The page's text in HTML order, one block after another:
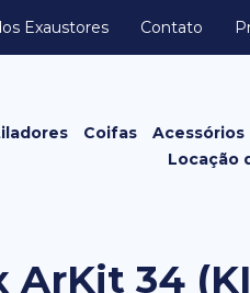
Exaustores Contato
Coifas Acessórios
Locação
ArKit 34